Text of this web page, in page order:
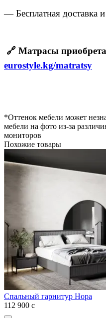
— Бесплатная доставка
🔗 Матрасы
eurostyle.kg/matratsy
*Оттенок мебели может
мебели на фото из-за
мониторов
Похожие товары
Спальный гарнитур Нора
112 900 с